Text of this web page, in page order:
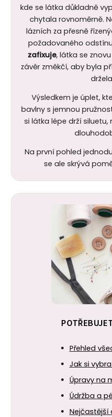
kde se látka důkladně
chytala rovnoměrně.
lázních za přesně
požadovaného
zafixuje, látka se
závěr změkčí, aby byla
Výsledkem je úplet,
bavlny s jemnou
si látka lépe drží
Na první pohled
se ale skrývá
Přehled
Jak si
Úpravy na
Údržba a
Nejčastější